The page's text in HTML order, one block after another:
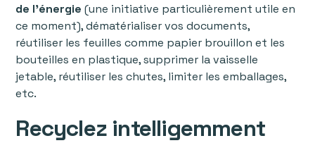
de l’énergie (une initiative particulièrement utile en
ce moment), dématérialiser vos documents,
réutiliser les feuilles comme papier brouillon et les
bouteilles en plastique, supprimer la vaisselle
jetable, réutiliser les chutes, limiter les emballages,
etc.
Recyclez intelligemment